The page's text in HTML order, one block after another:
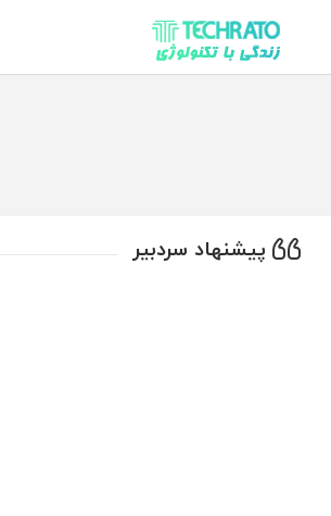
تکراتو – زندگی با تکنولوژی
پیشنهاد سردبیر